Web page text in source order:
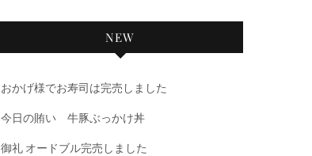
NEW
おかげ様でお寿司は完売しました
今日の賄い 牛豚ぶっかけ丼
御礼 オードブル完売しました